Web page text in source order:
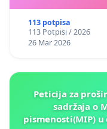
113 potpisa
113 Potpisi / 2026
26 Mar 2026
Peticija za
sadržaja o
pismenosti(MIP)